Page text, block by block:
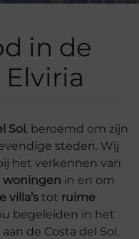
in de
Sol, beroemd om zijn
steden. Wij
het verkennen van
woningen in en om
villa’s tot ruime
begeleiden in het
aan de Costa del Sol,